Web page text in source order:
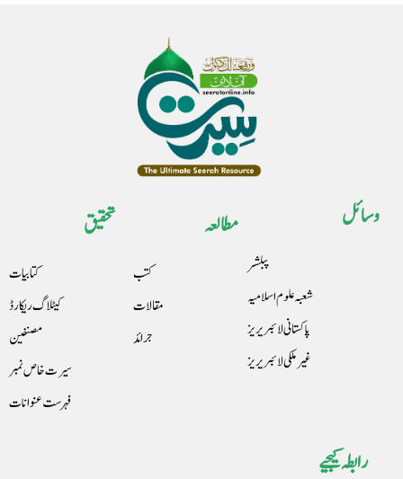
رابطہ کیجیے
وسائل
پبلشر
شعبہ علوم اسلامیہ
پاکستانی لائبریریز
غیرملکی لائبریریز
مطالعہ
کتب
مقالات
جرائد
تحقیق
کتابیات
کیٹلاگ ریکارڈ
مصنفین
سیرت خاص نمبر
فہرست عنوانات